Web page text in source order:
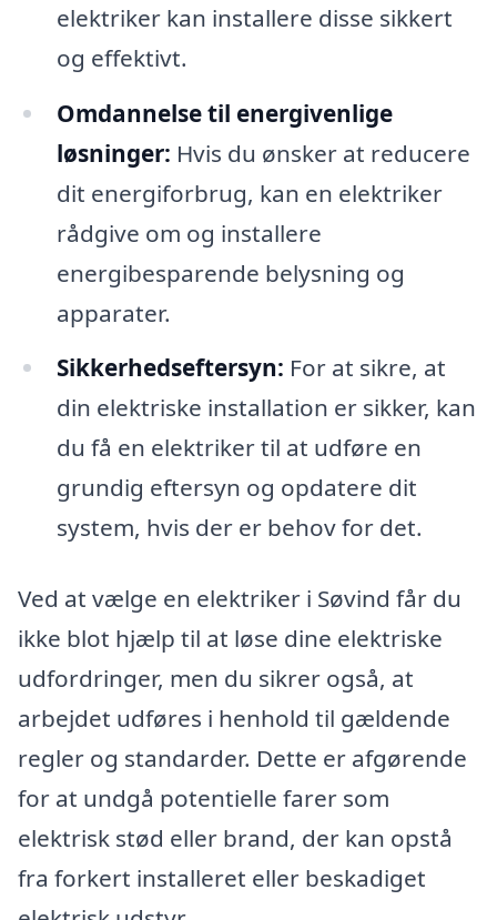
elektriker kan installere disse sikkert
og effektivt.
Omdannelse til energivenlige
løsninger: Hvis du ønsker at reducere
dit energiforbrug, kan en elektriker
rådgive om og installere
energibesparende belysning og
apparater.
Sikkerhedseftersyn: For at sikre, at
din elektriske installation er sikker, kan
du få en elektriker til at udføre en
grundig eftersyn og opdatere dit
system, hvis der er behov for det.
Ved at vælge en elektriker i Søvind får du
ikke blot hjælp til at løse dine elektriske
udfordringer, men du sikrer også, at
arbejdet udføres i henhold til gældende
regler og standarder. Dette er afgørende
for at undgå potentielle farer som
elektrisk stød eller brand, der kan opstå
fra forkert installeret eller beskadiget